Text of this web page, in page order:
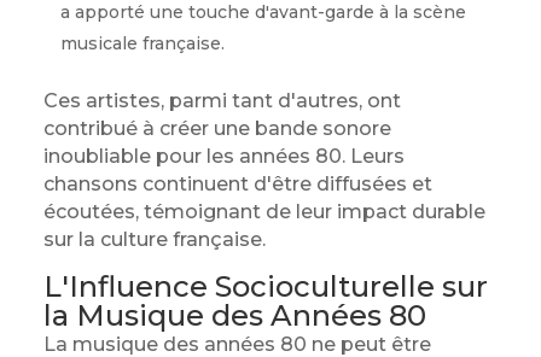
a apporté une touche d'avant-garde à la scène
musicale française.
Ces artistes, parmi tant d'autres, ont
contribué à créer une bande sonore
inoubliable pour les années 80. Leurs
chansons continuent d'être diffusées et
écoutées, témoignant de leur impact durable
sur la culture française.
L'Influence Socioculturelle sur
la Musique des Années 80
La musique des années 80 ne peut être